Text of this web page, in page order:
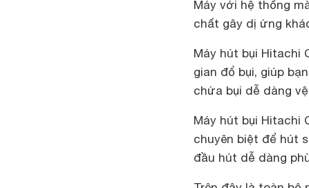
Máy với hệ thống
chất gây dị ứng
Máy hút bụi Hitachi
gian đổ bụi, giúp
chứa bụi dễ dàng
Máy hút bụi Hitachi
chuyên biệt để hút
đầu hút dễ dàng